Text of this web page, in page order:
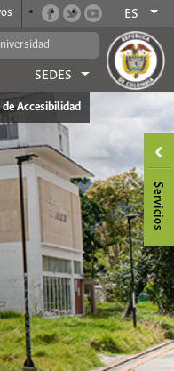
ES
SEDES
de Accesibilidad